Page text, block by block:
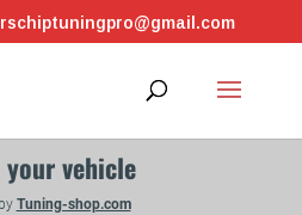
rschiptuningpro@gmail.com